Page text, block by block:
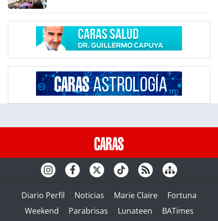
Diario Perfil Noticias Marie Claire
Fortuna
Weekend
Parabrisas Lunateen BATimes